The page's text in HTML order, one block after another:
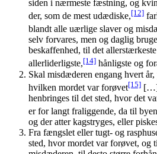
siden i nærmeste fæstning, og
der, som de mest udædiske,[12]
blandt alle uærlige slaver og
selv forvares, men og daglig
beskaffenhed, til det
allerliderligste,[14] hånligste og
Skal misdæderen engang hvert år,
hvilken mordet var forøvet[15]
henbringes til det sted, hvor det
er for langt fraliggende, da til
og der atter kagstryges, eller
Fra fængslet eller tugt- og
sted, hvor mordet var forøvet, og